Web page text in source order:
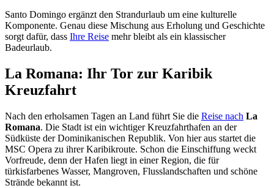
Santo Domingo ergänzt den Strandurlaub um eine kulturelle
Komponente. Genau diese Mischung aus Erholung und Geschichte
sorgt dafür, dass Ihre Reise mehr bleibt als ein klassischer
Badeurlaub.
La Romana: Ihr Tor zur Karibik
Kreuzfahrt
Nach den erholsamen Tagen an Land führt Sie die Reise nach La
Romana. Die Stadt ist ein wichtiger Kreuzfahrthafen an der
Südküste der Dominikanischen Republik. Von hier aus startet die
MSC Opera zu ihrer Karibikroute. Schon die Einschiffung weckt
Vorfreude, denn der Hafen liegt in einer Region, die für
türkisfarbenes Wasser, Mangroven, Flusslandschaften und schöne
Strände bekannt ist.